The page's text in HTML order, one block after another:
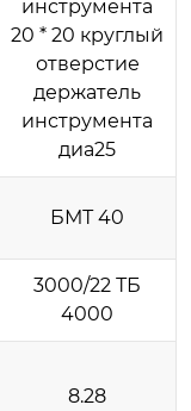
инструмента
20 * 20 круглый
отверстие
держатель
инструмента
диа25
БМТ 40
3000/22 ТБ
4000
8.28